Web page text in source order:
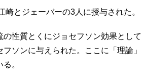
とジェーバーの3人に授与された。
性質とくにジョセフソン効果として
ソンに与えられた。ここに「理論」
。